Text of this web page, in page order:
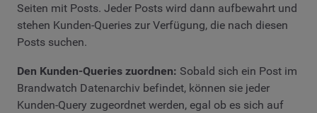
Seiten mit Posts. Jeder Posts wird dann aufbewahrt und
stehen Kunden-Queries zur Verfügung, die nach diesen
Posts suchen.
Den Kunden-Queries zuordnen: Sobald sich ein Post im
Brandwatch Datenarchiv befindet, können sie jeder
Kunden-Query zugeordnet werden, egal ob es sich auf